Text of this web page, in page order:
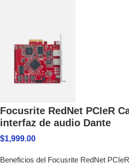
Focusrite RedNet PCIeR
interfaz de audio Dante
$1,999.00
Beneficios del Focusrite RedNet